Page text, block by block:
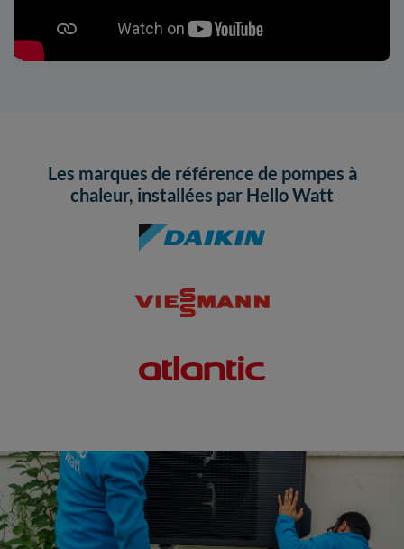
Les marques de référence de pompes à
chaleur, installées par Hello Watt